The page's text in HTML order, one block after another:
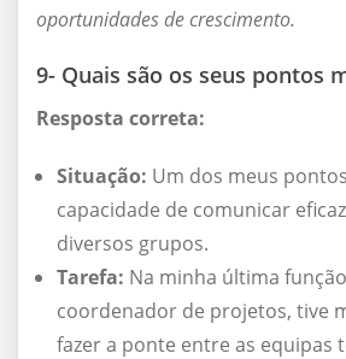
oportunidades de crescimento.
9- Quais são os seus pontos
Resposta correta:
Situação: Um dos meus
capacidade de comunicar
diversos grupos.
Tarefa: Na minha última
coordenador de projetos, tive
fazer a ponte entre as equipas